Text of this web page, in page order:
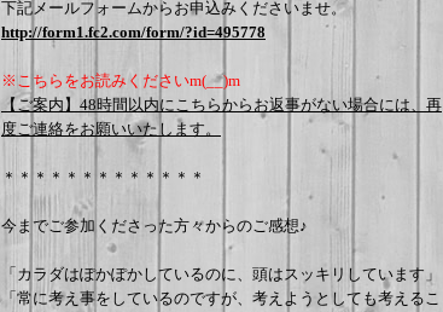
下記メールフォームからお申込みくださいませ。
http://form1.fc2.com/form/?id=495778
※こちらをお読みくださいm(__)m
【ご案内】48時間以内にこちらからお返事がない場合には、再
度ご連絡をお願いいたします。
＊＊＊＊＊＊＊＊＊＊＊＊＊
今までご参加くださった方々からのご感想♪
「カラダはぽかぽかしているのに、頭はスッキリしています」
「常に考え事をしているのですが、考えようとしても考えるこ